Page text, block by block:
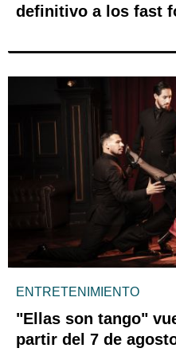
definitivo a los fast
ENTRETENIMIENTO
"Ellas son tango"
partir del 7 de